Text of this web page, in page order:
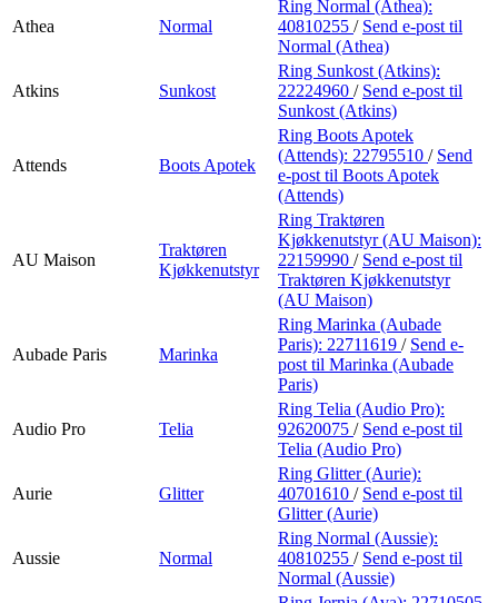
Athea Normal
Ring Normal (Athea):
40810255 / Send e-post til
Normal (Athea)
Atkins Sunkost
Ring Sunkost (Atkins):
22224960 / Send e-post til
Sunkost (Atkins)
Attends Boots Apotek
Ring Boots Apotek
(Attends): 22795510 / Send
e-post til Boots Apotek
(Attends)
AU Maison
Traktøren
Kjøkkenutstyr
Ring Traktøren
Kjøkkenutstyr (AU Maison):
22159990 / Send e-post til
Traktøren Kjøkkenutstyr
(AU Maison)
Aubade Paris Marinka
Ring Marinka (Aubade
Paris): 22711619 / Send e-
post til Marinka (Aubade
Paris)
Audio Pro Telia
Ring Telia (Audio Pro):
92620075 / Send e-post til
Telia (Audio Pro)
Aurie Glitter
Ring Glitter (Aurie):
40701610 / Send e-post til
Glitter (Aurie)
Aussie Normal
Ring Normal (Aussie):
40810255 / Send e-post til
Normal (Aussie)